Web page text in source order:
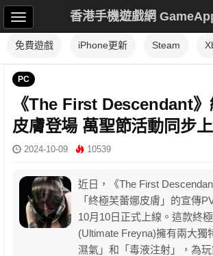
香港手機遊戲網
免費遊戲 iPhone更新 Steam
PC
《The First Descendant
皮膚登場 萬聖節活動同步
2024-10-09 10539
近日，《The First
「終極芙蕾娜皮膚」的宣傳
10月10日正式上線。這款終
(Ultimate Freyna)擁有兩大獨
濕氣」和「毒液注射」，為